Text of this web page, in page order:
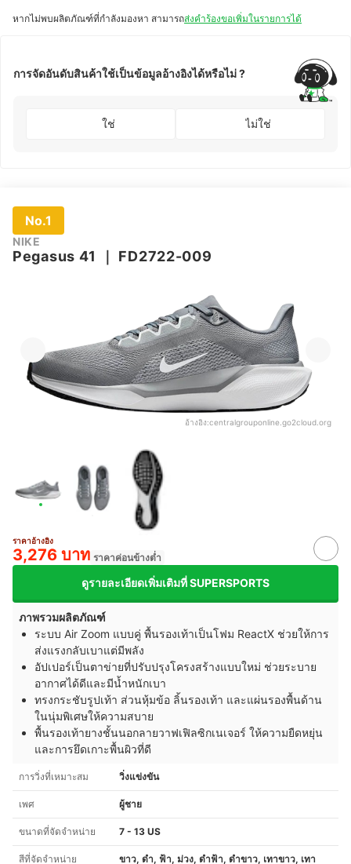
หากไม่พบผลิตภัณฑ์ที่กำลังมองหา สามารถส่งคำร้องขอเพิ่มในรายการได้
การจัดอันดับสินค้าใช้เป็นข้อมูลอ้างอิงได้หรือไม่ ?
ใช่ ไม่ใช่
No.1
NIKE
Pegasus 41 ｜ FD2722-009
อ้างอิง:centralgrouponline.go2cloud.org
ราคาอ้างอิง
3,276 บาท ราคาค่อนข้างต่ำ
ดูรายละเอียดเพิ่มเติมที่ SUPERSPORTS
ภาพรวมผลิตภัณฑ์
ระบบ Air Zoom แบบคู่ พื้นรองเท้าเป็นโฟม ReactX ช่วยให้การ
ส่งแรงกลับเบาแต่มีพลัง
อัปเปอร์เป็นตาข่ายที่ปรับปรุงโครงสร้างแบบใหม่ ช่วยระบาย
อากาศได้ดีและมีน้ำหนักเบา
ทรงกระชับรูปเท้า ส่วนหุ้มข้อ ลิ้นรองเท้า และแผ่นรองพื้นด้าน
ในนุ่มพิเศษให้ความสบาย
พื้นรองเท้ายางชั้นนอกลายวาฟเฟิลซิกเนเจอร์ ให้ความยืดหยุ่น
และการยึดเกาะพื้นผิวที่ดี
การวิ่งที่เหมาะสม วิ่งแข่งขัน
เพศ ผู้ชาย
ขนาดที่จัดจำหน่าย 7 - 13 US
สีที่จัดจำหน่าย ขาว, ดำ, ฟ้า, ม่วง, ดำฟ้า, ดำขาว, เทาขาว, เทา